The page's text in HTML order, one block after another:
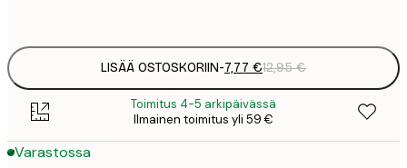
LISÄÄ OSTOSKORIIN-7,77 €12,95 €
Toimitus 4-5 arkipäivässä
Ilmainen toimitus yli 59 €
Varastossa